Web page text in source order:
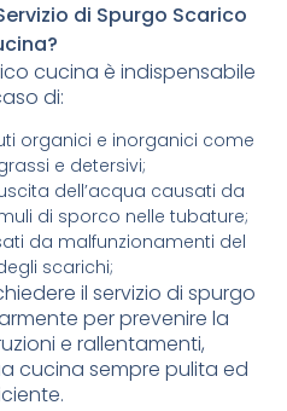
di Spurgo Scarico
cucina è indispensabile
di:
organici e inorganici come
e detersivi;
dell’acqua causati da
di sporco nelle tubature;
da malfunzionamenti del
scarichi;
il servizio di spurgo
per prevenire la
e rallentamenti,
cucina sempre pulita ed